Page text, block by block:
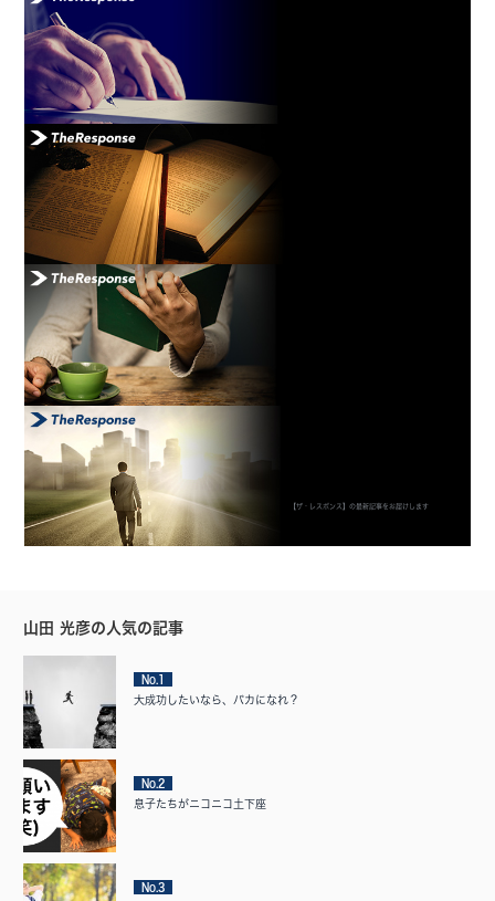
【ザ・レスポンス】の最新記事をお届けします
山田 光彦の人気の記事
No.1
大成功したいなら、バカになれ？
No.2
息子たちがニコニコ土下座
No.3